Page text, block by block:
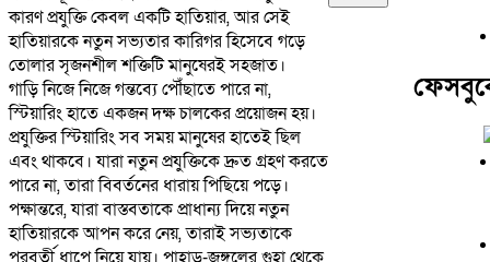
কারণ প্রযুক্তি কেবল একটি হাতিয়ার, আর সেই
হাতিয়ারকে নতুন সভ্যতার কারিগর হিসেবে গড়ে
তোলার সৃজনশীল শক্তিটি মানুষেরই সহজাত।
​গাড়ি নিজে নিজে গন্তব্যে পৌঁছাতে পারে না,
স্টিয়ারিং হাতে একজন দক্ষ চালকের প্রয়োজন হয়।
প্রযুক্তির স্টিয়ারিং সব সময় মানুষের হাতেই ছিল
এবং থাকবে। যারা নতুন প্রযুক্তিকে দ্রুত গ্রহণ করতে
পারে না, তারা বিবর্তনের ধারায় পিছিয়ে পড়ে।
পক্ষান্তরে, যারা বাস্তবতাকে প্রাধান্য দিয়ে নতুন
হাতিয়ারকে আপন করে নেয়, তারাই সভ্যতাকে